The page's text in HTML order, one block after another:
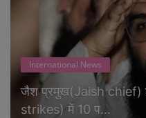
International News
जैश प्रमुख(Jaish chief)
strikes) में 10 प...